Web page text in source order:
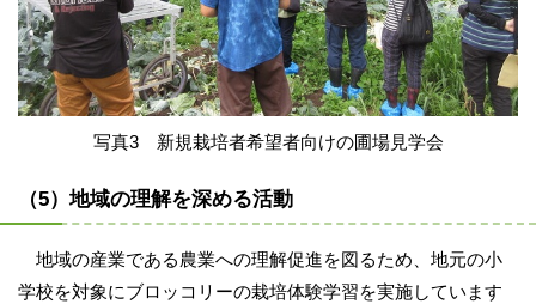
写真3 新規栽培者希望者向けの圃場見学会
（5）地域の理解を深める活動
地域の産業である農業への理解促進を図るため、地元の小
学校を対象にブロッコリーの栽培体験学習を実施しています